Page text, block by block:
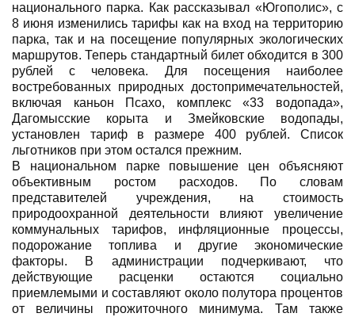
национального парка. Как рассказывал «Югополис», с
8 июня изменились тарифы как на вход на территорию
парка, так и на посещение популярных экологических
маршрутов. Теперь стандартный билет обходится в 300
рублей с человека. Для посещения наиболее
востребованных природных достопримечательностей,
включая каньон Псахо, комплекс «33 водопада»,
Дагомысские корыта и Змейковские водопады,
установлен тариф в размере 400 рублей. Список
льготников при этом остался прежним.
В национальном парке повышение цен объясняют
объективным ростом расходов. По словам
представителей учреждения, на стоимость
природоохранной деятельности влияют увеличение
коммунальных тарифов, инфляционные процессы,
подорожание топлива и другие экономические
факторы. В администрации подчеркивают, что
действующие расценки остаются социально
приемлемыми и составляют около полутора процентов
от величины прожиточного минимума. Там также